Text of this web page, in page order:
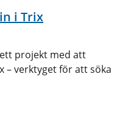
i Trix
projekt med att
– verktyget för att söka